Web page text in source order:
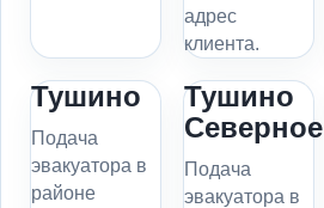
адрес
клиента.
Тушино
Подача
эвакуатора в
районе
Тушино
Северное
Подача
эвакуатора в